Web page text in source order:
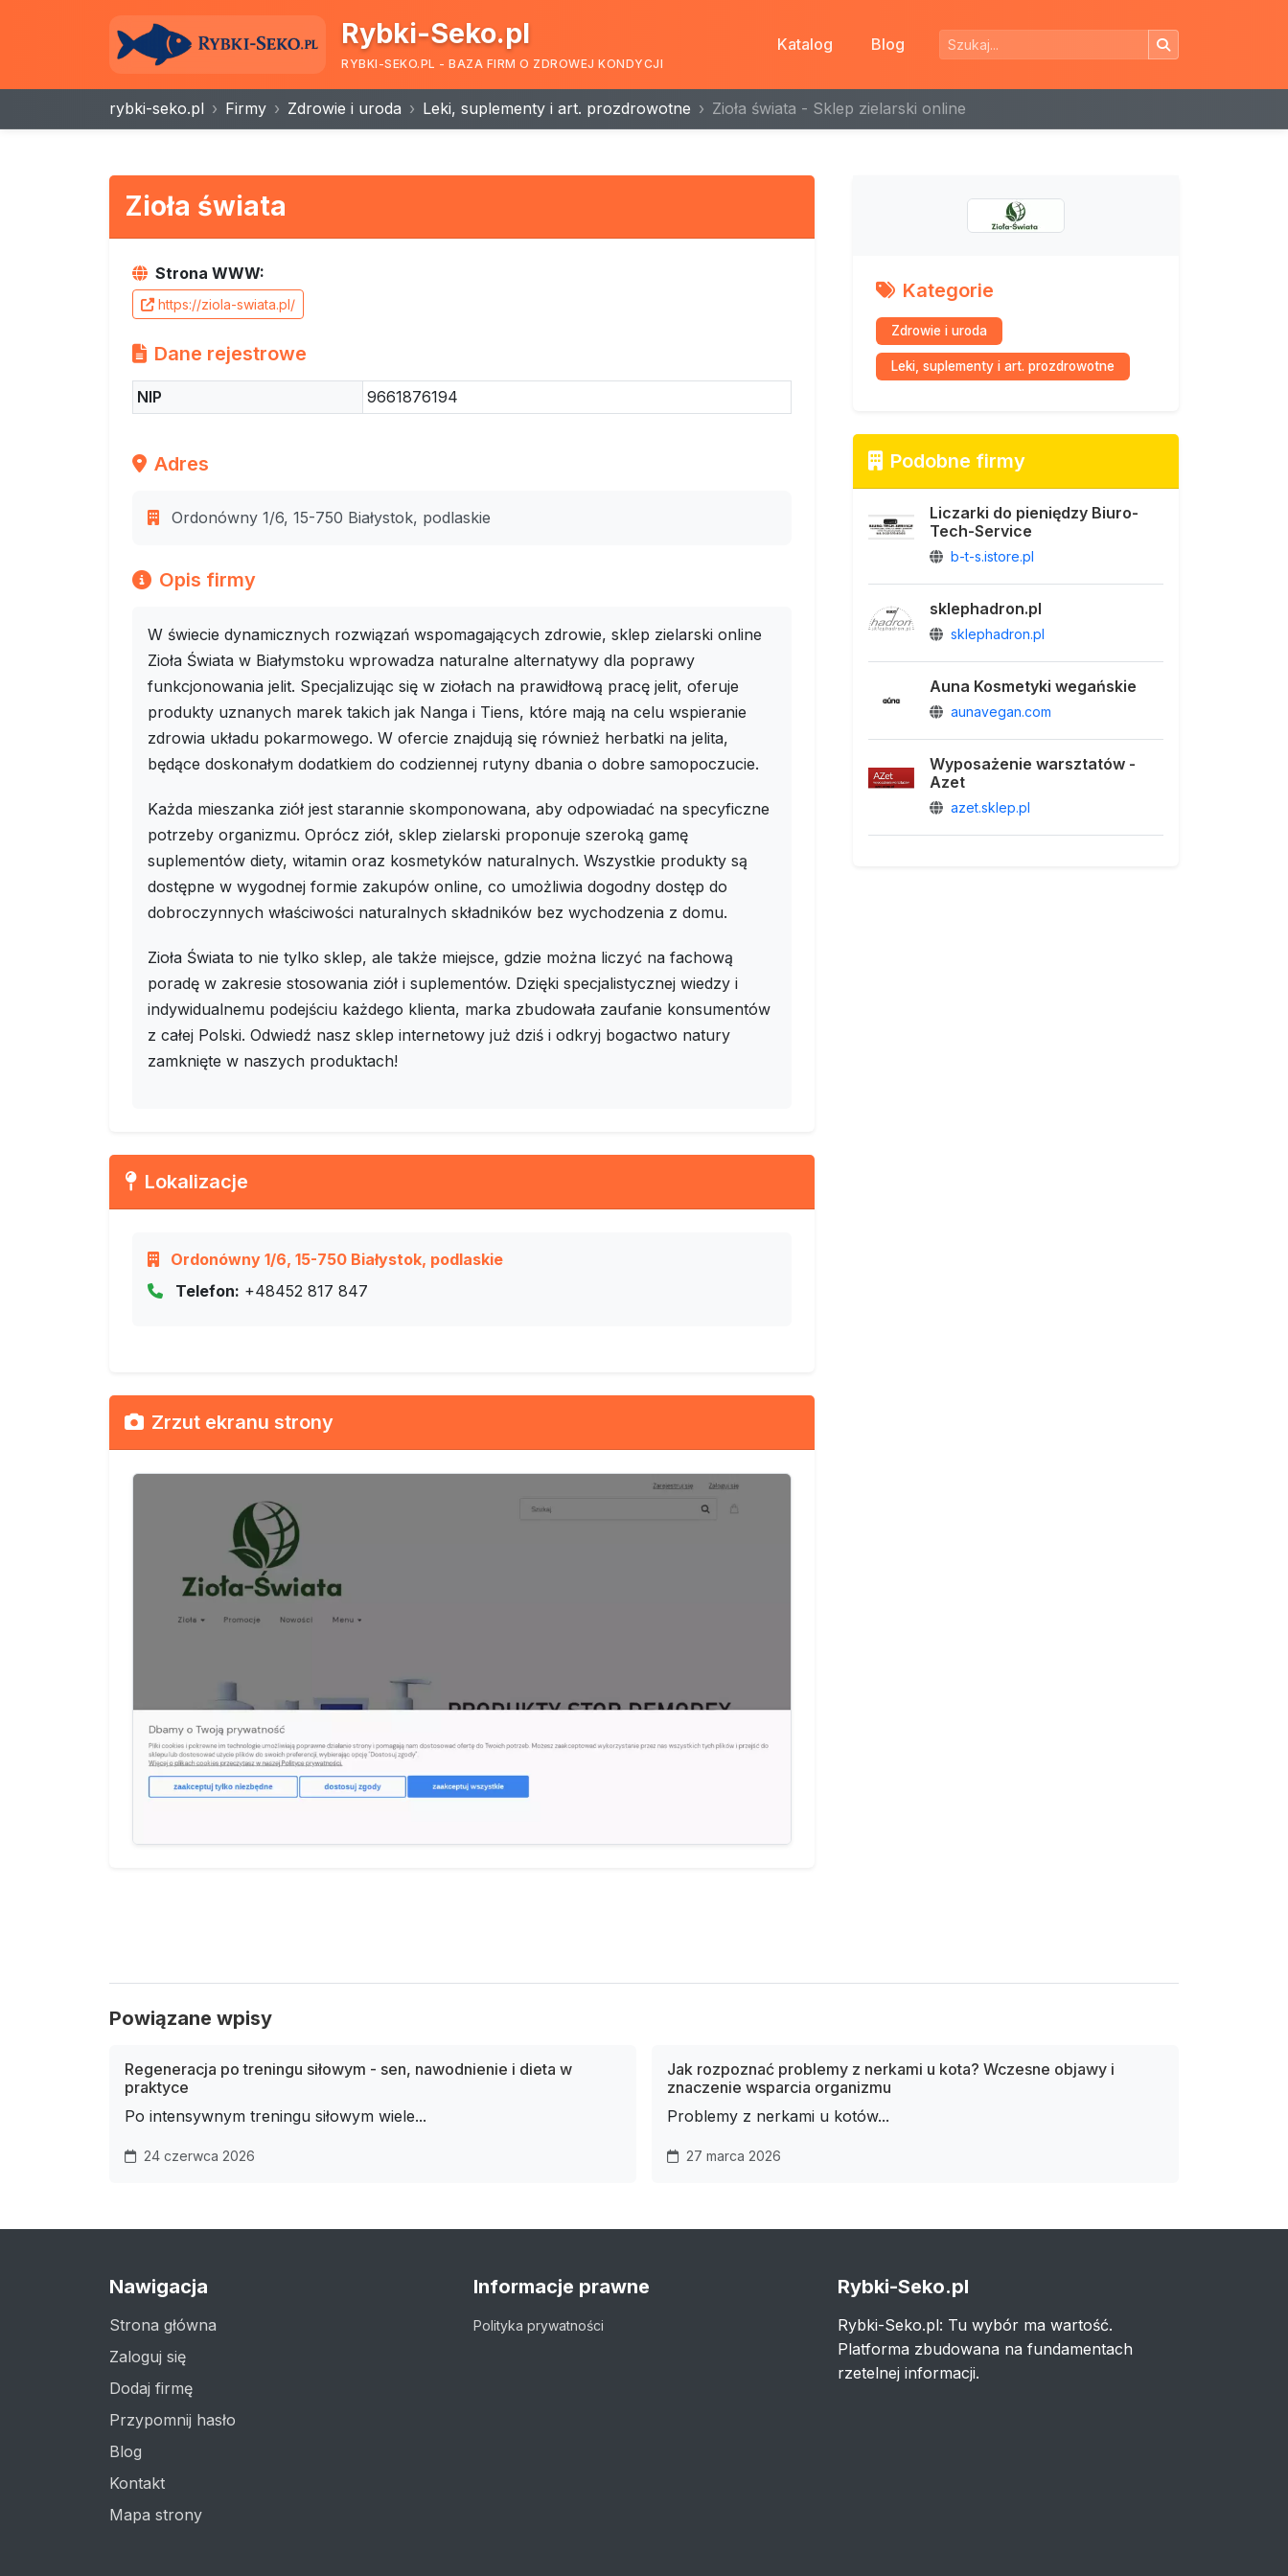
Rybki-Seko.pl
RYBKI-SEKO.PL - BAZA FIRM O ZDROWEJ KONDYCJI
Katalog Blog
rybki-seko.pl Firmy Zdrowie i uroda Leki, suplementy i art. prozdrowotne Zioła świata - Sklep zielarski online
Zioła świata
Strona WWW:
https://ziola-swiata.pl/
Dane rejestrowe
NIP 9661876194
Adres
Ordonówny 1/6, 15-750 Białystok, podlaskie
Opis firmy
W świecie dynamicznych rozwiązań wspomagających zdrowie, sklep zielarski online
Zioła Świata w Białymstoku wprowadza naturalne alternatywy dla poprawy
funkcjonowania jelit. Specjalizując się w ziołach na prawidłową pracę jelit, oferuje
produkty uznanych marek takich jak Nanga i Tiens, które mają na celu wspieranie
zdrowia układu pokarmowego. W ofercie znajdują się również herbatki na jelita,
będące doskonałym dodatkiem do codziennej rutyny dbania o dobre samopoczucie.
Każda mieszanka ziół jest starannie skomponowana, aby odpowiadać na specyficzne
potrzeby organizmu. Oprócz ziół, sklep zielarski proponuje szeroką gamę
suplementów diety, witamin oraz kosmetyków naturalnych. Wszystkie produkty są
dostępne w wygodnej formie zakupów online, co umożliwia dogodny dostęp do
dobroczynnych właściwości naturalnych składników bez wychodzenia z domu.
Zioła Świata to nie tylko sklep, ale także miejsce, gdzie można liczyć na fachową
poradę w zakresie stosowania ziół i suplementów. Dzięki specjalistycznej wiedzy i
indywidualnemu podejściu każdego klienta, marka zbudowała zaufanie konsumentów
z całej Polski. Odwiedź nasz sklep internetowy już dziś i odkryj bogactwo natury
zamknięte w naszych produktach!
Lokalizacje
Ordonówny 1/6, 15-750 Białystok, podlaskie
Telefon: +48452 817 847
Zrzut ekranu strony
Kategorie
Zdrowie i uroda
Leki, suplementy i art. prozdrowotne
Podobne firmy
Liczarki do pieniędzy Biuro-
Tech-Service
b-t-s.istore.pl
sklephadron.pl
sklephadron.pl
Auna Kosmetyki wegańskie
aunavegan.com
Wyposażenie warsztatów -
Azet
azet.sklep.pl
Powiązane wpisy
Regeneracja po treningu siłowym - sen, nawodnienie i dieta w
praktyce
Po intensywnym treningu siłowym wiele...
24 czerwca 2026
Jak rozpoznać problemy z nerkami u kota? Wczesne objawy i
znaczenie wsparcia organizmu
Problemy z nerkami u kotów...
27 marca 2026
Nawigacja
Strona główna
Zaloguj się
Dodaj firmę
Przypomnij hasło
Blog
Kontakt
Mapa strony
Informacje prawne
Polityka prywatności
Rybki-Seko.pl
Rybki-Seko.pl: Tu wybór ma wartość.
Platforma zbudowana na fundamentach
rzetelnej informacji.